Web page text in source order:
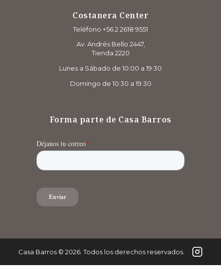
Costanera Center
Teléfono +56 2 2618 9551
Av. Andrés Bello 2447,
Tienda 2220
Lunes a Sábado de 10:00 a 19:30
Domingo de 10:30 a 19:30
Forma parte de Casa Barros
Casa Barros© 2026. Todos los derechos reservados.